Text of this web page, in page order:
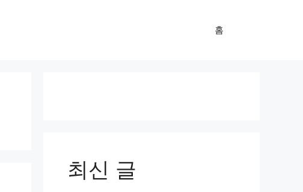
홈
최신 글